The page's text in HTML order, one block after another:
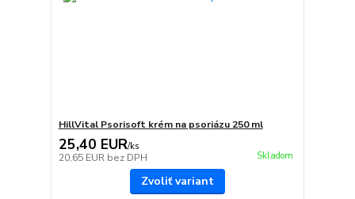
HillVital Psorisoft krém na psoriázu 250 ml
25,40 EUR/ks
20,65 EUR bez DPH Skladom
Zvoliť variant